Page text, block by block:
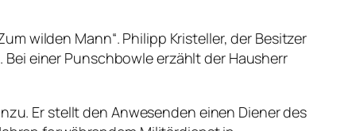
wilden Mann“. Philipp Kristeller, der Besitzer
einer Punschbowle erzählt der Hausherr
Er stellt den Anwesenden einen Diener des